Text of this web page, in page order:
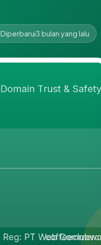
Diperbarui3 bulan yang lalu